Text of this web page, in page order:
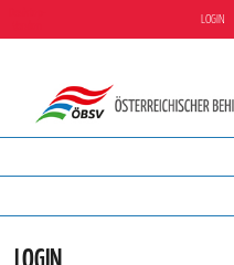
LOGIN